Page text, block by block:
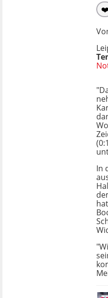
❤️
In